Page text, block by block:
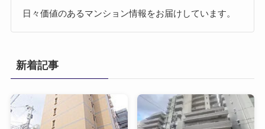
日々価値のあるマンション情報をお届けしています。
新着記事